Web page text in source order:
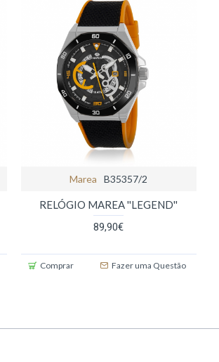
Marea B35357/2
RELÓGIO MAREA ''LEGEND''
89,90€
Comprar Fazer uma Questão